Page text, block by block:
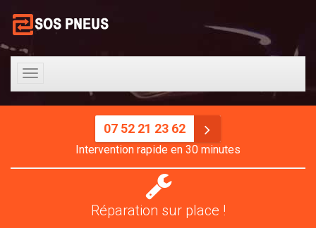
Toggle
navigation
07 52 21 23 62
Intervention rapide en 30 minutes
Réparation
pneus
Réparation sur place !